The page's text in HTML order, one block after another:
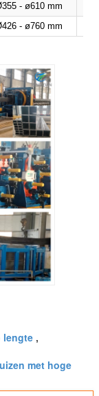
- ø610 mm
- ø760 mm
lengte ,
met hoge